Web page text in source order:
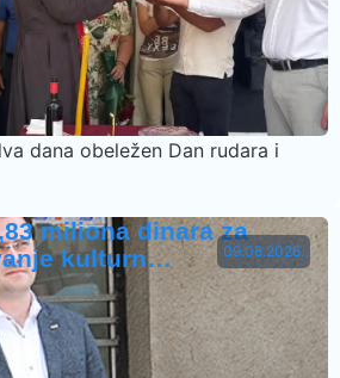
dana obeležen Dan rudara i
09.08.2026.
miliona dinara za
kulturn…